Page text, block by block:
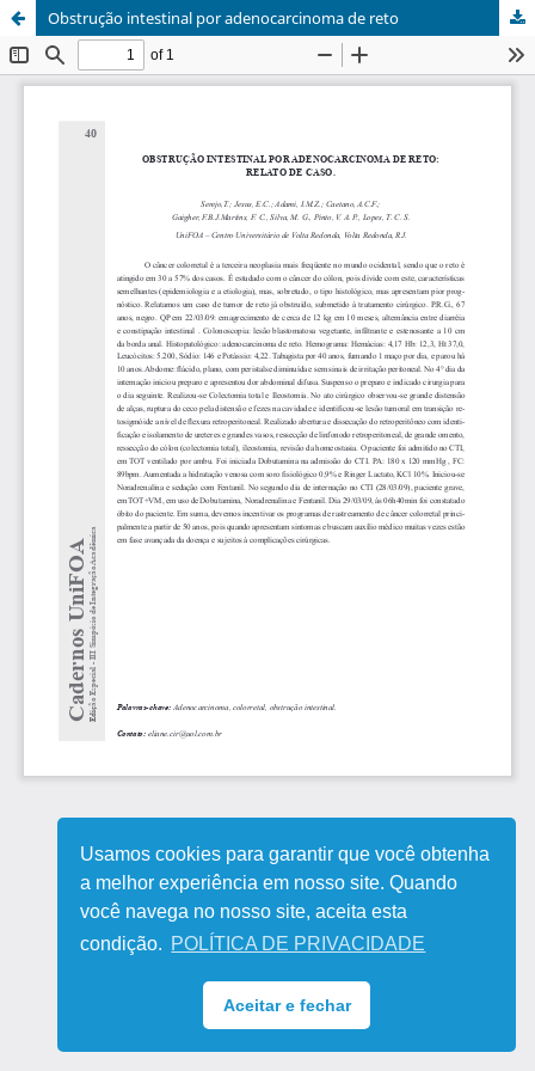
Usamos cookies para garantir que você obtenha
a melhor experiência em nosso site. Quando
você navega no nosso site, aceita esta
condição. POLÍTICA DE PRIVACIDADE
Aceitar e fechar
Obstrução intestinal por adenocarcinoma de reto